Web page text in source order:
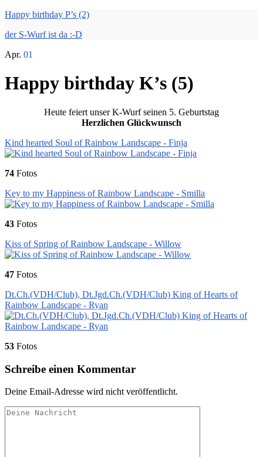
Happy birthday P’s (2)
der S-Wurf ist da :-D
Apr. 01
Happy birthday K’s (5)
Heute feiert unser K-Wurf seinen 5. Geburtstag
Herzlichen Glückwunsch
Kind hearted Soul of Rainbow Landscape - Finja
74 Fotos
Key to my Happiness of Rainbow Landscape - Smilla
43 Fotos
Kiss of Spring of Rainbow Landscape - Willow
47 Fotos
Dt.Ch.(VDH/Club), Dt.Jgd.Ch.(VDH/Club) King of Hearts of
Rainbow Landscape - Ryan
53 Fotos
Schreibe einen Kommentar
Deine Email-Adresse wird nicht veröffentlicht.